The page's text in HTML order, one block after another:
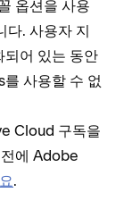
옵션을 사용
다. 사용자 지
어 있는 동안
사용할 수 없
Cloud 구독을
에 Adobe
.